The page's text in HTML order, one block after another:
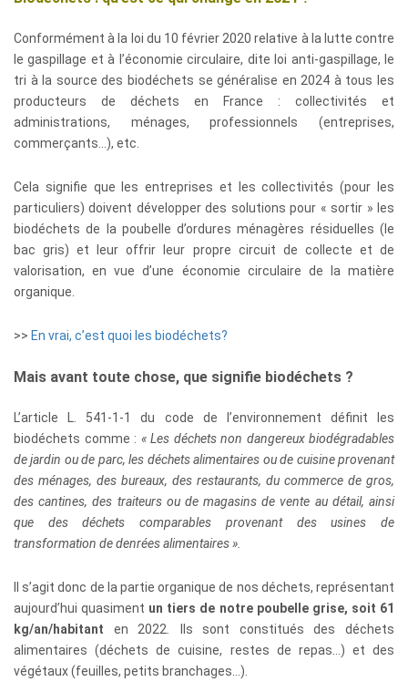
Conformément à la loi du 10 février 2020 relative à la lutte contre
le gaspillage et à l’économie circulaire, dite loi anti-gaspillage, le
tri à la source des biodéchets se généralise en 2024 à tous les
producteurs de déchets en France : collectivités et
administrations, ménages, professionnels (entreprises,
commerçants…), etc.
Cela signifie que les entreprises et les collectivités (pour les
particuliers) doivent développer des solutions pour « sortir » les
biodéchets de la poubelle d’ordures ménagères résiduelles (le
bac gris) et leur offrir leur propre circuit de collecte et de
valorisation, en vue d’une économie circulaire de la matière
organique.
>> En vrai, c’est quoi les biodéchets?
Mais avant toute chose, que signifie biodéchets ?
L’article L. 541-1-1 du code de l’environnement définit les
biodéchets comme : « Les déchets non dangereux biodégradables
de jardin ou de parc, les déchets alimentaires ou de cuisine provenant
des ménages, des bureaux, des restaurants, du commerce de gros,
des cantines, des traiteurs ou de magasins de vente au détail, ainsi
que des déchets comparables provenant des usines de
transformation de denrées alimentaires ».
Il s’agit donc de la partie organique de nos déchets, représentant
aujourd’hui quasiment un tiers de notre poubelle grise, soit 61
kg/an/habitant en 2022
Ils sont constitués des déchets
alimentaires (déchets de cuisine, restes de repas…) et des
végétaux (feuilles, petits branchages…).